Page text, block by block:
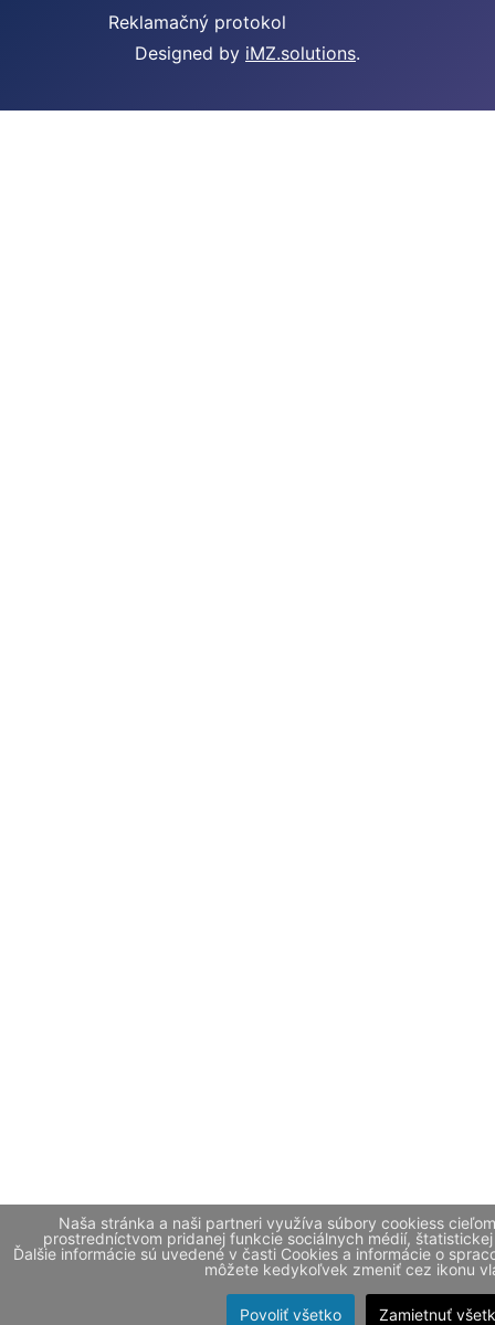
Reklamačný protokol
Designed by iMZ.solutions.
Naša stránka a naši partneri využíva súbory cookiess
prostredníctvom pridanej funkcie sociálnych médií,
Ďalšie informácie sú uvedené v časti Cookies a informácie o
môžete kedykoľvek zmeniť cez ikonu
Povoliť všetko Zamietnuť